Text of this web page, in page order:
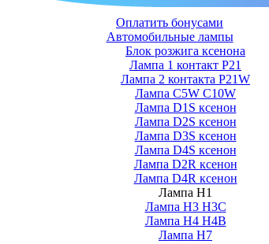
Оплатить бонусами
Автомобильные лампы
Блок розжига ксенона
Лампа 1 контакт P21
Лампа 2 контакта P21W
Лампа C5W C10W
Лампа D1S ксенон
Лампа D2S ксенон
Лампа D3S ксенон
Лампа D4S ксенон
Лампа D2R ксенон
Лампа D4R ксенон
Лампа H1
Лампа H3 H3C
Лампа H4 H4B
Лампа H7